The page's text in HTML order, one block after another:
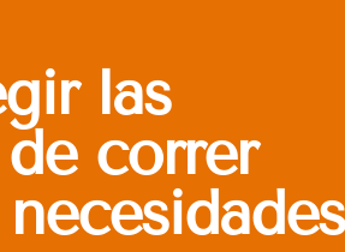
las
correr